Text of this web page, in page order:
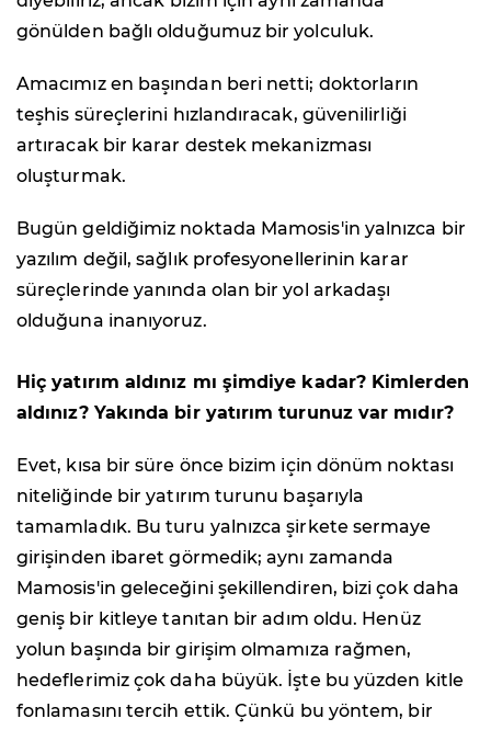
gönülden bağlı olduğumuz bir yolculuk.
Amacımız en başından beri netti; doktorların
teşhis süreçlerini hızlandıracak, güvenilirliği
artıracak bir karar destek mekanizması
oluşturmak.
Bugün geldiğimiz noktada Mamosis'in yalnızca bir
yazılım değil, sağlık profesyonellerinin karar
süreçlerinde yanında olan bir yol arkadaşı
olduğuna inanıyoruz.
Hiç yatırım aldınız mı şimdiye kadar? Kimlerden
aldınız? Yakında bir yatırım turunuz var mıdır?
Evet, kısa bir süre önce bizim için dönüm noktası
niteliğinde bir yatırım turunu başarıyla
tamamladık. Bu turu yalnızca şirkete sermaye
girişinden ibaret görmedik; aynı zamanda
Mamosis'in geleceğini şekillendiren, bizi çok daha
geniş bir kitleye tanıtan bir adım oldu. Henüz
yolun başında bir girişim olmamıza rağmen,
hedeflerimiz çok daha büyük. İşte bu yüzden kitle
fonlamasını tercih ettik. Çünkü bu yöntem, bir